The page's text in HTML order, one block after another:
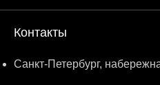
Контакты
Санкт-Петербург,